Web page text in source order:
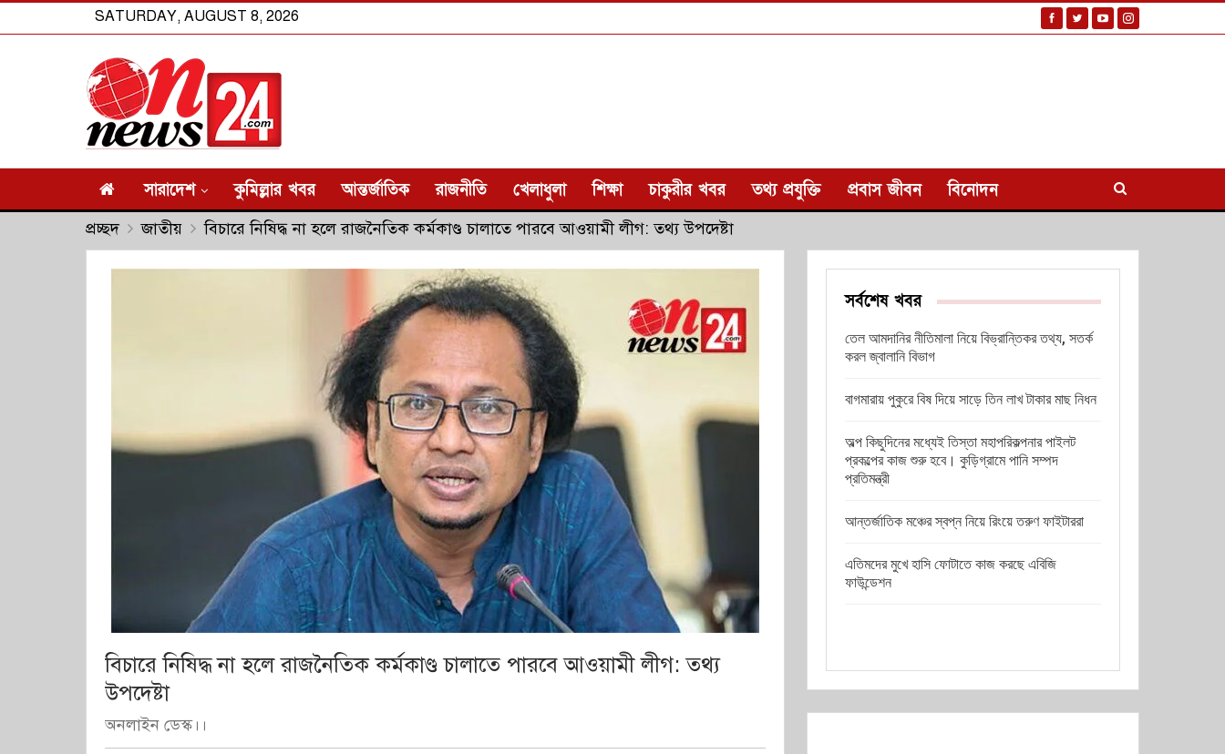
SATURDAY, AUGUST 8, 2026
সারাদেশ কুমিল্লার খবর আন্তর্জাতিক রাজনীতি খেলাধুলা শিক্ষা চাকুরীর খবর তথ্য প্রযুক্তি প্রবাস জীবন বিনোদন
প্রচ্ছদ জাতীয় বিচারে নিষিদ্ধ না হলে রাজনৈতিক কর্মকাণ্ড চালাতে পারবে আওয়ামী লীগ: তথ্য উপদেষ্টা
বিচারে নিষিদ্ধ না হলে রাজনৈতিক কর্মকাণ্ড চালাতে পারবে আওয়ামী লীগ: তথ্য
উপদেষ্টা
অনলাইন ডেস্ক।।
সর্বশেষ খবর
তেল আমদানির নীতিমালা নিয়ে বিভ্রান্তিকর তথ্য, সতর্ক
করল জ্বালানি বিভাগ
বাগমারায় পুকুরে বিষ দিয়ে সাড়ে তিন লাখ টাকার মাছ নিধন
অল্প কিছুদিনের মধ্যেই তিস্তা মহাপরিকল্পনার পাইলট
প্রকল্পের কাজ শুরু হবে। কুড়িগ্রামে পানি সম্পদ
প্রতিমন্ত্রী
আন্তর্জাতিক মঞ্চের স্বপ্ন নিয়ে রিংয়ে তরুণ ফাইটাররা
এতিমদের মুখে হাসি ফোটাতে কাজ করছে এবিজি
ফাউন্ডেশন